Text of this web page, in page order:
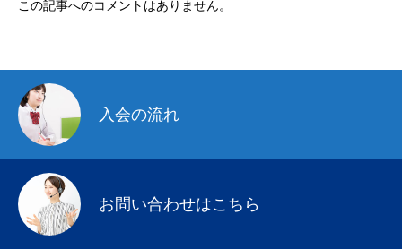
この記事へのコメントはありません。
入会の流れ
お問い合わせはこちら